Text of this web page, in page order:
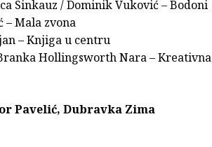
Sinkauz / Dominik Vuković – Bodoni
– Mala zvona
– Knjiga u centru
Hollingsworth Nara – Kreativna
Pavelić, Dubravka Zima